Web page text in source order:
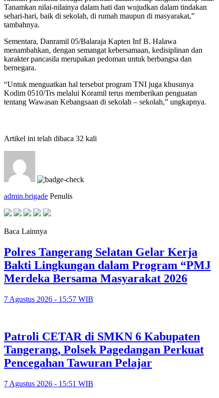
Tanamkan nilai-nilainya dalam hati dan wujudkan dalam tindakan
sehari-hari, baik di sekolah, di rumah maupun di masyarakat,”
tambahnya.
Sementara, Danramil 05/Balaraja Kapten Inf B. Halawa
menambahkan, dengan semangat kebersamaan, kedisiplinan dan
karakter pancasila merupakan pedoman untuk berbangsa dan
bernegara.
“Untuk menguatkan hal tersebut program TNI juga khusunya
Kodim 0510/Trs melalui Koramil terus memberikan penguatan
tentang Wawasan Kebangsaan di sekolah – sekolah,” ungkapnya.
Artikel ini telah dibaca 32 kali
admin.brigade Penulis
Baca Lainnya
Polres Tangerang Selatan Gelar Kerja
Bakti Lingkungan dalam Program “PMJ
Merdeka Bersama Masyarakat 2026
7 Agustus 2026 - 15:57 WIB
Patroli CETAR di SMKN 6 Kabupaten
Tangerang, Polsek Pagedangan Perkuat
Pencegahan Tawuran Pelajar
7 Agustus 2026 - 15:51 WIB